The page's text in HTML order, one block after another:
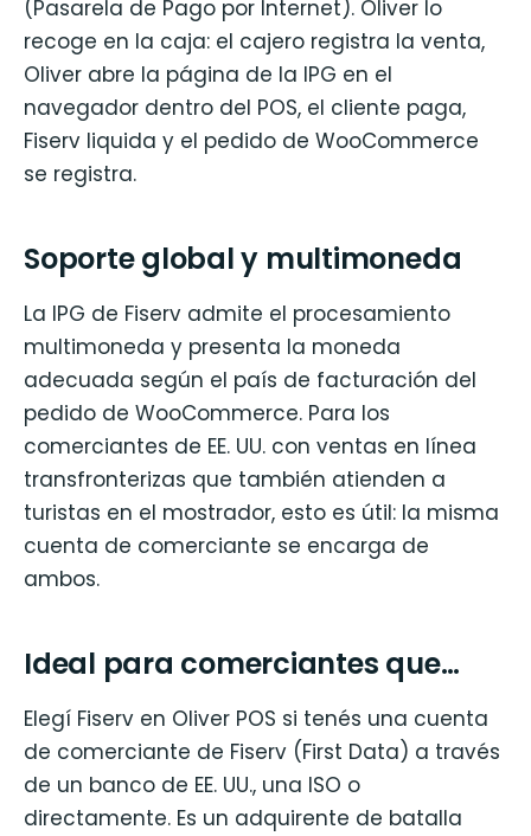
(Pasarela de Pago por Internet). Oliver lo
recoge en la caja: el cajero registra la venta,
Oliver abre la página de la IPG en el
navegador dentro del POS, el cliente paga,
Fiserv liquida y el pedido de WooCommerce
se registra.
Soporte global y multimoneda
La IPG de Fiserv admite el procesamiento
multimoneda y presenta la moneda
adecuada según el país de facturación del
pedido de WooCommerce. Para los
comerciantes de EE. UU. con ventas en línea
transfronterizas que también atienden a
turistas en el mostrador, esto es útil: la misma
cuenta de comerciante se encarga de
ambos.
Ideal para comerciantes que…
Elegí Fiserv en Oliver POS si tenés una cuenta
de comerciante de Fiserv (First Data) a través
de un banco de EE. UU., una ISO o
directamente. Es un adquirente de batalla